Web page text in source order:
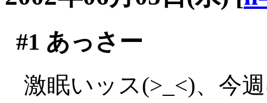
#1 あっさー
激眠いッス(>_<)、今